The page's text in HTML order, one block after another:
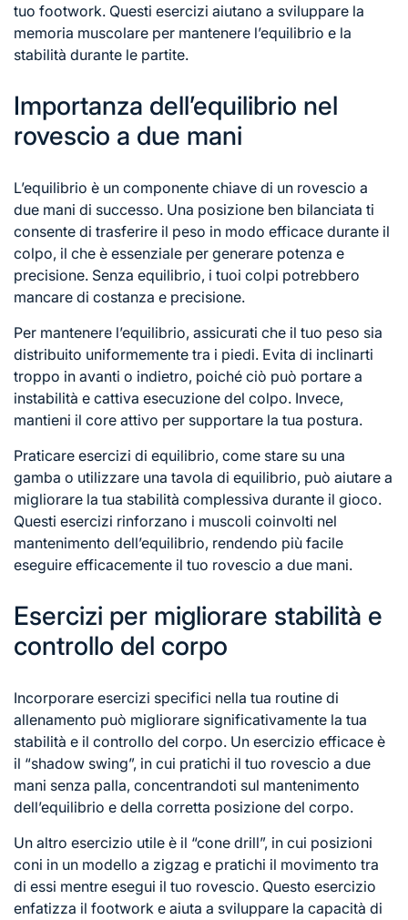
tuo footwork. Questi esercizi aiutano a sviluppare la
memoria muscolare per mantenere l’equilibrio e la
stabilità durante le partite.
Importanza dell’equilibrio nel
rovescio a due mani
L’equilibrio è un componente chiave di un rovescio a
due mani di successo. Una posizione ben bilanciata ti
consente di trasferire il peso in modo efficace durante il
colpo, il che è essenziale per generare potenza e
precisione. Senza equilibrio, i tuoi colpi potrebbero
mancare di costanza e precisione.
Per mantenere l’equilibrio, assicurati che il tuo peso sia
distribuito uniformemente tra i piedi. Evita di inclinarti
troppo in avanti o indietro, poiché ciò può portare a
instabilità e cattiva esecuzione del colpo. Invece,
mantieni il core attivo per supportare la tua postura.
Praticare esercizi di equilibrio, come stare su una
gamba o utilizzare una tavola di equilibrio, può aiutare a
migliorare la tua stabilità complessiva durante il gioco.
Questi esercizi rinforzano i muscoli coinvolti nel
mantenimento dell’equilibrio, rendendo più facile
eseguire efficacemente il tuo rovescio a due mani.
Esercizi per migliorare stabilità e
controllo del corpo
Incorporare esercizi specifici nella tua routine di
allenamento può migliorare significativamente la tua
stabilità e il controllo del corpo. Un esercizio efficace è
il “shadow swing”, in cui pratichi il tuo rovescio a due
mani senza palla, concentrandoti sul mantenimento
dell’equilibrio e della corretta posizione del corpo.
Un altro esercizio utile è il “cone drill”, in cui posizioni
coni in un modello a zigzag e pratichi il movimento tra
di essi mentre esegui il tuo rovescio. Questo esercizio
enfatizza il footwork e aiuta a sviluppare la capacità di